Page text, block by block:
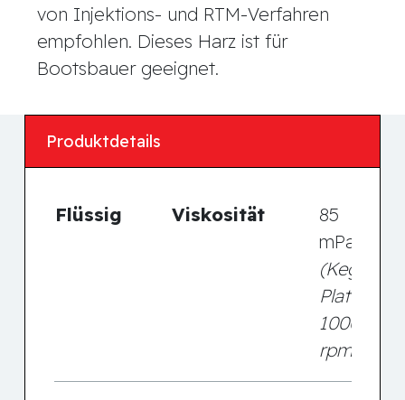
von Injektions- und RTM-Verfahren
empfohlen. Dieses Harz ist für
Bootsbauer geeignet.
Produktdetails
Flüssig Viskosität
85
mPa.s
(Kegel-
Platte -
1000
rpm)